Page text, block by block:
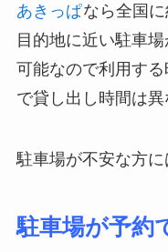
あきっぱなら全国
目的地に近い駐車
可能なので利用す
で貸し出し時間は
駐車場が不安な方に
駐車場が予約